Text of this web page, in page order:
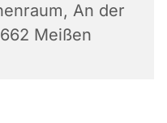
An der
Meißen